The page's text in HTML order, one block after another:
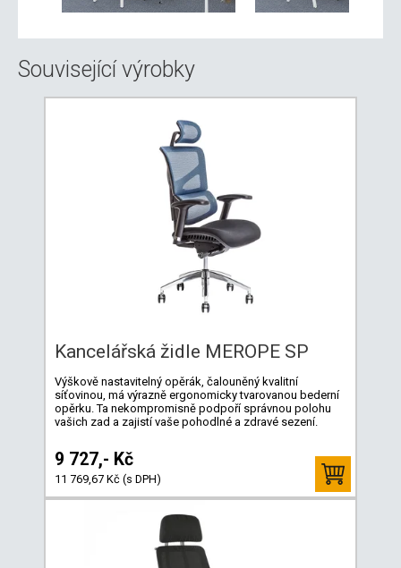
Související výrobky
Kancelářská židle MEROPE SP
Výškově nastavitelný opěrák, čalouněný kvalitní
síťovinou, má výrazně ergonomicky tvarovanou bederní
opěrku. Ta nekompromisně podpoří správnou polohu
vašich zad a zajistí vaše pohodlné a zdravé sezení.
9 727,- Kč
11 769,67 Kč (s DPH)